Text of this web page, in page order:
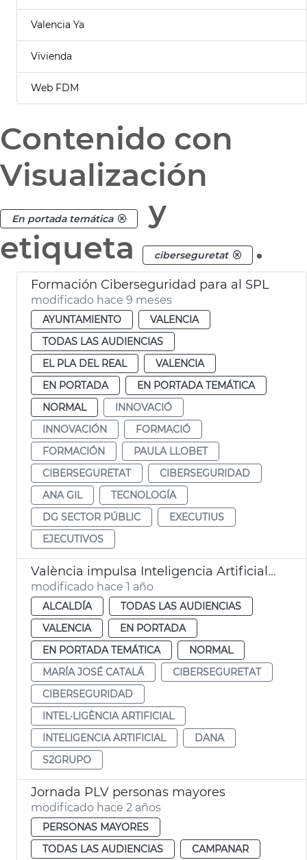
Valencia Ya
Vivienda
Web FDM
Contenido con
Visualización
En portada temática
y
etiqueta
ciberseguretat .
Formación Ciberseguridad para al SPL
modificado hace 9 meses
AYUNTAMIENTO
VALENCIA
TODAS LAS AUDIENCIAS
EL PLA DEL REAL
VALENCIA
EN PORTADA
EN PORTADA TEMÁTICA
NORMAL
INNOVACIÓ
INNOVACIÓN
FORMACIÓ
FORMACIÓN
PAULA LLOBET
CIBERSEGURETAT
CIBERSEGURIDAD
ANA GIL
TECNOLOGÍA
DG SECTOR PÚBLIC
EXECUTIUS
EJECUTIVOS
València impulsa Inteligencia Artificial en prevención de catástrofes naturales
modificado hace 1 año
ALCALDÍA
TODAS LAS AUDIENCIAS
VALENCIA
EN PORTADA
EN PORTADA TEMÁTICA
NORMAL
MARÍA JOSÉ CATALÁ
CIBERSEGURETAT
CIBERSEGURIDAD
INTEL·LIGÈNCIA ARTIFICIAL
INTELIGENCIA ARTIFICIAL
DANA
S2GRUPO
Jornada PLV personas mayores
modificado hace 2 años
PERSONAS MAYORES
TODAS LAS AUDIENCIAS
CAMPANAR